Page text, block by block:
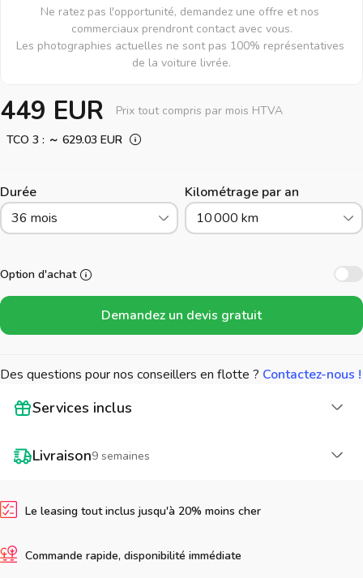
Ne ratez pas l'opportunité, demandez une offre et nos
commerciaux prendront contact avec vous.
Les photographies actuelles ne sont pas 100% représentatives
de la voiture livrée.
449 EUR
Prix tout compris par mois HTVA
TCO 3 : ～ 629.03 EUR
Durée
36 mois
Kilométrage par an
10 000 km
Option d'achat
Demandez un devis gratuit
Des questions pour nos conseillers en flotte ? Contactez-nous !
Services inclus
Livraison9 semaines
Le leasing tout inclus jusqu'à 20% moins cher
Commande rapide, disponibilité immédiate